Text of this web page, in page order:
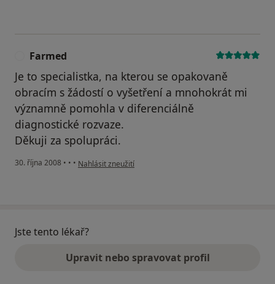
Farmed
Je to specialistka, na kterou se opakovaně
obracím s žádostí o vyšetření a mnohokrát mi
významně pomohla v diferenciálně
diagnostické rozvaze.
Děkuji za spolupráci.
30. října 2008 • • • podle názoru uživatele Farmed
Nahlásit zneužití
Jste tento lékař?
Upravit nebo spravovat profil